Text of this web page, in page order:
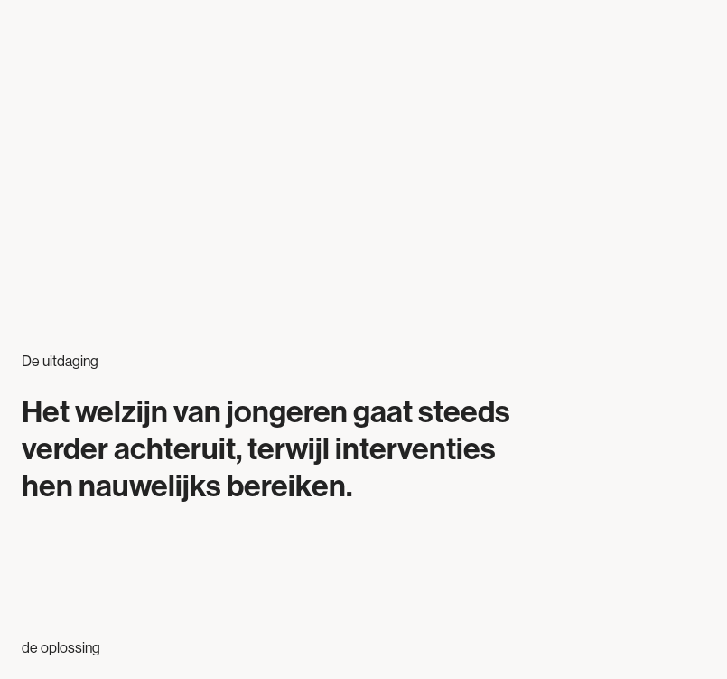
De uitdaging
Het welzijn van jongeren gaat steeds
verder achteruit, terwijl interventies
hen nauwelijks bereiken.
de oplossing